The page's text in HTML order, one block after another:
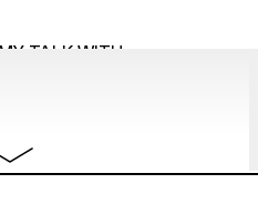
MY TALK WITH